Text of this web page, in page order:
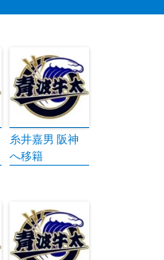
糸井嘉男 阪神
へ移籍